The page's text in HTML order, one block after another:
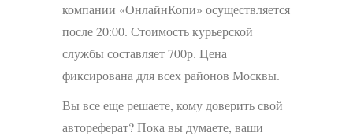
компании «ОнлайнКопи» осуществляется
после 20:00. Стоимость курьерской
службы составляет 700р. Цена
фиксирована для всех районов Москвы.
Вы все еще решаете, кому доверить свой
автореферат? Пока вы думаете, ваши